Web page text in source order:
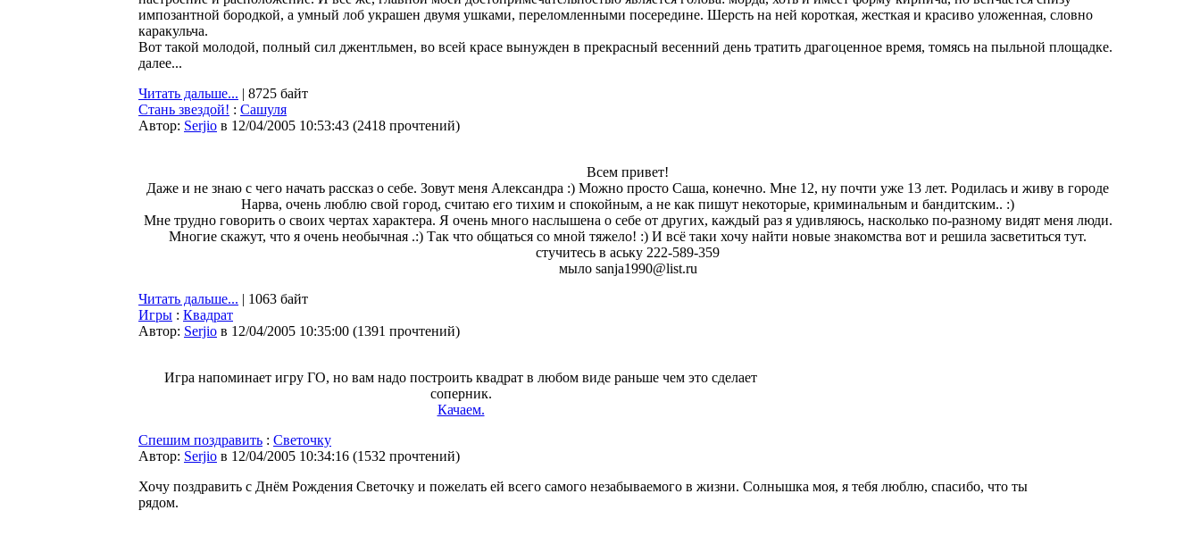
импозантной бородкой, а умный лоб украшен двумя ушками, переломленными посередине. Шерсть на ней короткая, жесткая и красиво уложенная, словно
каракульча.
Вот такой молодой, полный сил джентльмен, во всей красе вынужден в прекрасный весенний день тратить драгоценное время, томясь на пыльной площадке.
далее...
Читать дальше... | 8725 байт
Стань звездой! : Сашуля
Автор: Serjio в 12/04/2005 10:53:43 (2418 прочтений)
Всем привет!
Даже и не знаю с чего начать рассказ о себе. Зовут меня Александра :) Можно просто Саша, конечно. Мне 12, ну почти уже 13 лет. Родилась и живу в городе
Нарва, очень люблю свой город, считаю его тихим и спокойным, а не как пишут некоторые, криминальным и бандитским.. :)
Мне трудно говорить о своих чертах характера. Я очень много наслышена о себе от других, каждый раз я удивляюсь, насколько по-разному видят меня люди.
Многие скажут, что я очень необычная .:) Так что общаться со мной тяжело! :) И всё таки хочу найти новые знакомства вот и решила засветиться тут.
стучитесь в аську 222-589-359
мыло sanja1990@list.ru
Читать дальше... | 1063 байт
Игры : Квадрат
Автор: Serjio в 12/04/2005 10:35:00 (1391 прочтений)
Игра напоминает игру ГО, но вам надо построить квадрат в любом виде раньше чем это сделает
соперник.
Качаем.
Спешим поздравить : Светочку
Автор: Serjio в 12/04/2005 10:34:16 (1532 прочтений)
Хочу поздравить с Днём Рождения Светочку и пожелать ей всего самого незабываемого в жизни. Солнышка моя, я тебя люблю, спасибо, что ты
рядом.